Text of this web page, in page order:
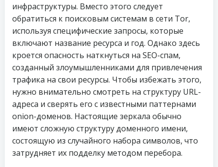
инфраструктуры. Вместо этого следует
обратиться к поисковым системам в сети Tor,
используя специфические запросы, которые
включают название ресурса и год. Однако здесь
кроется опасность наткнуться на SEO-спам,
созданный злоумышленниками для привлечения
трафика на свои ресурсы. Чтобы избежать этого,
нужно внимательно смотреть на структуру URL-
адреса и сверять его с известными паттернами
onion-доменов. Настоящие зеркала обычно
имеют сложную структуру доменного имени,
состоящую из случайного набора символов, что
затрудняет их подделку методом перебора.